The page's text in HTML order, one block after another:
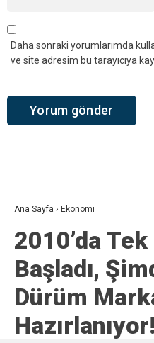
Daha sonraki yorumlarımda
ve site adresim bu tarayıcıya
Ana Sayfa › Ekonomi
2010’da
Başladı,
Dürüm
Hazırlanıyor!